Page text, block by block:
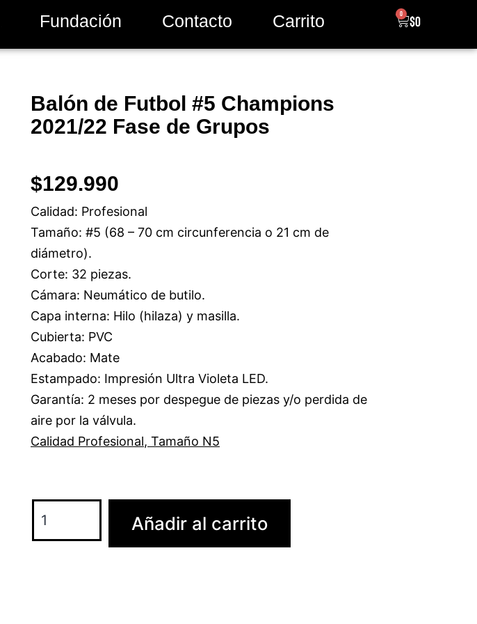
Fundación Contacto Carrito $0
0
Balón de Futbol #5 Champions
2021/22 Fase de Grupos
$129.990
Calidad: Profesional
Tamaño: #5 (68 – 70 cm circunferencia o 21 cm de
diámetro).
Corte: 32 piezas.
Cámara: Neumático de butilo.
Capa interna: Hilo (hilaza) y masilla.
Cubierta: PVC
Acabado: Mate
Estampado: Impresión Ultra Violeta LED.
Garantía: 2 meses por despegue de piezas y/o perdida de
aire por la válvula.
Calidad Profesional, Tamaño N5
Añadir al carrito